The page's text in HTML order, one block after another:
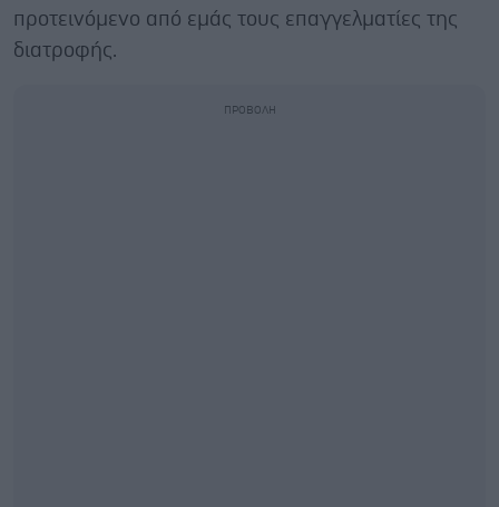
προτεινόμενο από εμάς τους επαγγελματίες της
διατροφής.